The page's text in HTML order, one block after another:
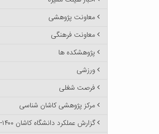
معاونت پژوهشی
معاونت فرهنگی
پژوهشکده ها
ورزشی
فرصت شغلی
مرکز پژوهشی کاشان شناسی
گزارش عملکرد دانشگاه کاشان ۱۴۰۰-۱۳۹۲